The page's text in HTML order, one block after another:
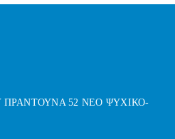
52 ΝΕΟ ΨΥΧΙΚΟ-